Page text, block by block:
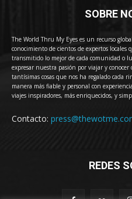
SOBRE
The World Thru My Eyes es un recurso
conocimiento de cientos de expertos locales
transmitido lo mejor de cada comunidad o
expresar nuestra pasión por viajar y
tantísimas cosas que nos ha regalado cada
manera más fiable y personal con
viajes inspiradores, más enriquecidos, y
Contacto:
REDES